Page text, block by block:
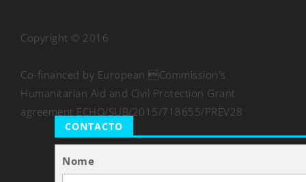
Copyright © 2016
Co-financed by European Commission's
Humanitarian Aid and Civil Protection Grant
agreement ECHO/SUB/2015/718655/PREV28
CONTACTO
Nome